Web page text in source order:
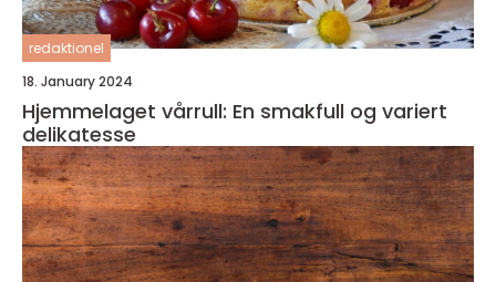
redaktionel
18. January 2024
Hjemmelaget vårrull: En smakfull og variert
delikatesse